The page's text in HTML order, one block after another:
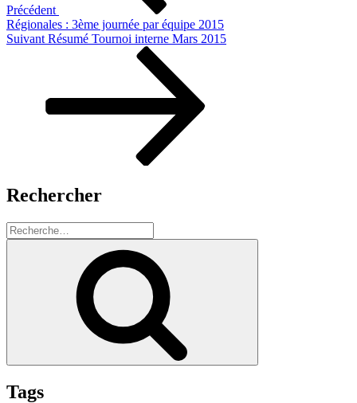
Précédent
Régionales : 3ème journée par équipe 2015
Article
Suivant Résumé Tournoi interne Mars 2015
Rechercher
Recherche
pour
Tags